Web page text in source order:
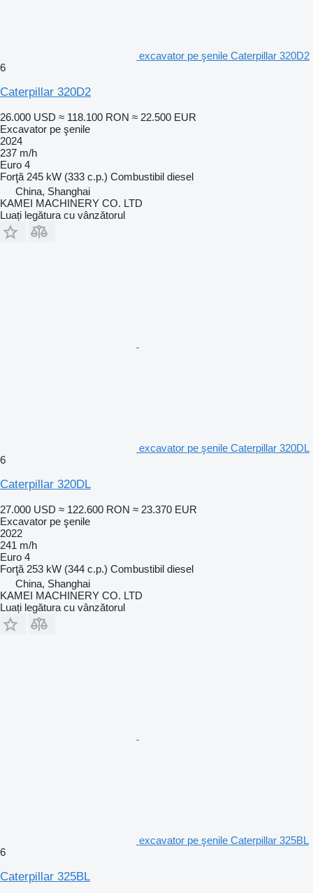
excavator pe şenile Caterpillar 320D2
6
Caterpillar 320D2
26.000 USD ≈ 118.100 RON ≈ 22.500 EUR
Excavator pe şenile
2024
237 m/h
Euro 4
Forţă 245 kW (333 c.p.) Combustibil diesel
China, Shanghai
KAMEI MACHINERY CO. LTD
Luați legătura cu vânzătorul
excavator pe şenile Caterpillar 320DL
6
Caterpillar 320DL
27.000 USD ≈ 122.600 RON ≈ 23.370 EUR
Excavator pe şenile
2022
241 m/h
Euro 4
Forţă 253 kW (344 c.p.) Combustibil diesel
China, Shanghai
KAMEI MACHINERY CO. LTD
Luați legătura cu vânzătorul
excavator pe şenile Caterpillar 325BL
6
Caterpillar 325BL